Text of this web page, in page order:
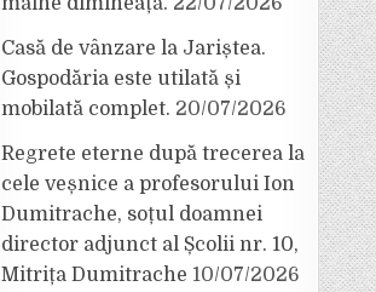
Casă de vânzare la Jariștea.
Gospodăria este utilată și
mobilată complet. 20/07/2026
Regrete eterne după trecerea la
cele veșnice a profesorului Ion
Dumitrache, soțul doamnei
director adjunct al Școlii nr. 10,
Mitrița Dumitrache 10/07/2026